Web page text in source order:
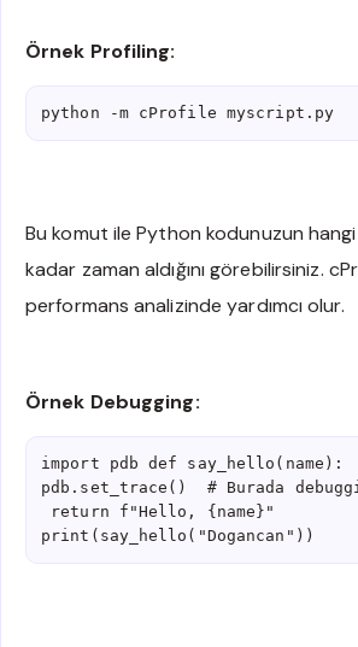
Örnek Profiling:
python -m cProfile myscript.py
Bu komut ile Python kodunuzun
kadar zaman aldığını görebilirsiniz.
performans analizinde yardımcı olur.
Örnek Debugging:
import pdb def
pdb.set_trace()  # Burada
return f"Hello, {name}"
print(say_hello("Dogancan"))